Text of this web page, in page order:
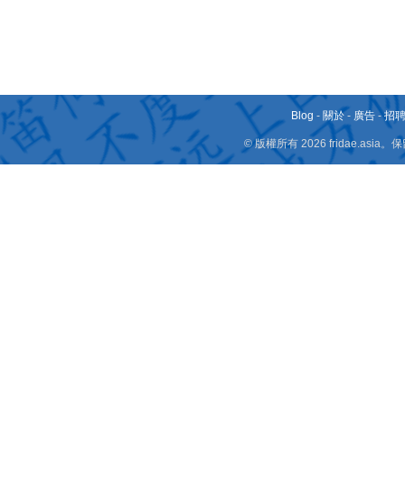
Blog - 關於 - 廣告 -招
© 版權所有 2026 fridae.asia。